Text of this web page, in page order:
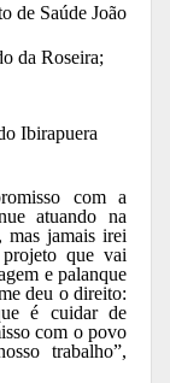
de Saúde João
da Roseira;
Ibirapuera
com a
atuando na
mas jamais irei
que vai
e palanque
deu o direito:
é cuidar de
com o povo
trabalho”,